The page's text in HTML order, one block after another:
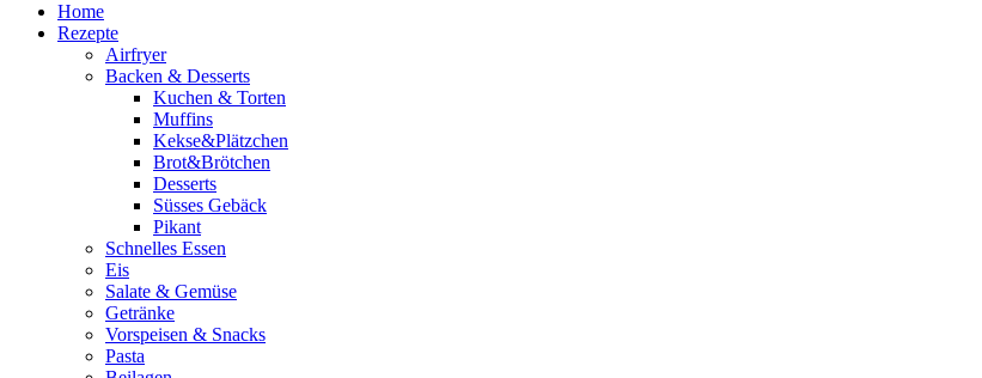
Home
Rezepte
Airfryer
Backen & Desserts
Kuchen & Torten
Muffins
Kekse&Plätzchen
Brot&Brötchen
Desserts
Süsses Gebäck
Pikant
Schnelles Essen
Eis
Salate & Gemüse
Getränke
Vorspeisen & Snacks
Pasta